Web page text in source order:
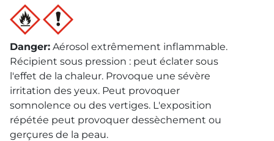
Danger: Aérosol extrêmement inflammable.
Récipient sous pression : peut éclater sous
l'effet de la chaleur. Provoque une sévère
irritation des yeux. Peut provoquer
somnolence ou des vertiges. L'exposition
répétée peut provoquer dessèchement ou
gerçures de la peau.